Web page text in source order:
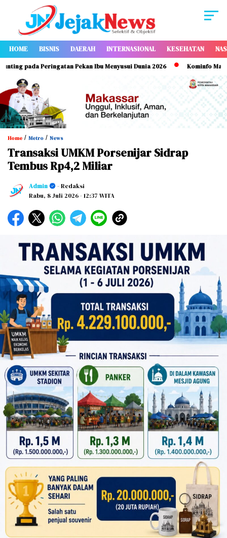
HOME BISNIS DAERAH INTERNASIONAL KESEHATAN
Peringatan Pekan Ibu Menyusui Dunia 2026 Kominfo Makassar
Home / Metro / News
Transaksi UMKM Porsenijar Sidrap
Tembus Rp4,2 Miliar
Admin
- Redaksi
Rabu, 8 Juli 2026- 12:37 WITA